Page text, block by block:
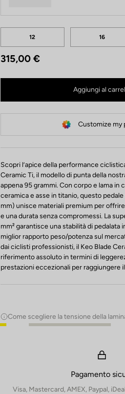
o
12 16
315,00 €
Aggiungi al
Customize my
Scopri l’apice della performance
Ceramic Ti, il modello di punta della
appena 95 grammi. Con corpo e lama in
ceramica e asse in titanio, questo
mm) unisce materiali premium per
e una durata senza compromessi. La
mm² garantisce una stabilità di pedalata
miglior rapporto peso/potenza sul
dai ciclisti professionisti, il Keo Blade
riferimento assoluto in termini di
prestazioni eccezionali per raggiungere
Come scegliere la tensione della
Pagamento
Visa, Mastercard, AMEX, Paypal,